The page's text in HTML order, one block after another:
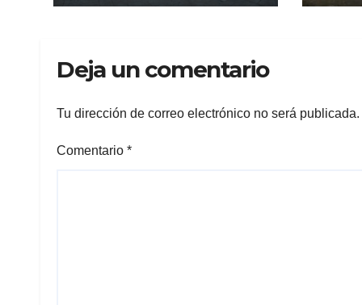
Lama rumbo a
Deja un comentario
Tu dirección de correo electrónico no será publicada.
Comentario *